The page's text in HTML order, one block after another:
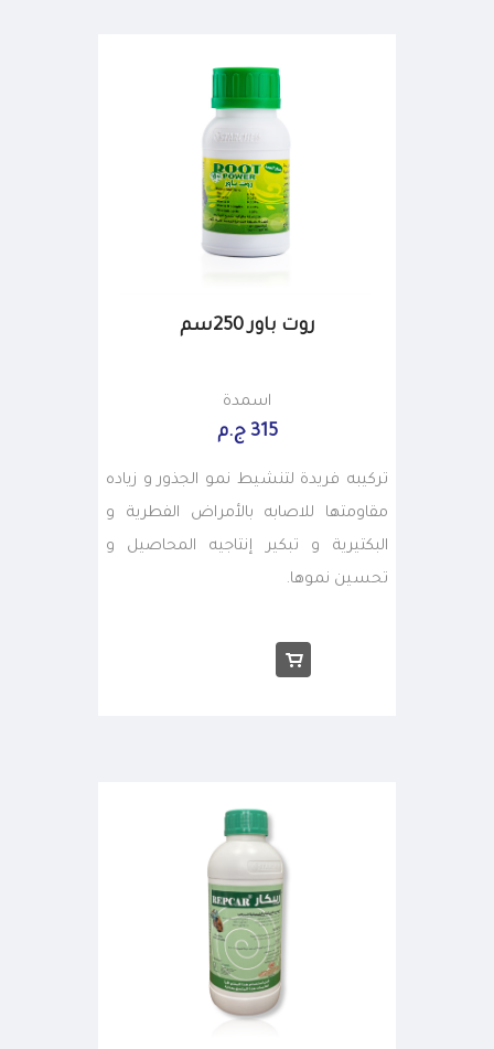
روت باور 250سم
اسمدة
315 ج.م
تركيبه فريدة لتنشيط نمو الجذور و زياده
مقاومتها للاصابه بالأمراض الفطرية و
البكتيرية و تبكير إنتاجيه المحاصيل و
تحسين نموها.